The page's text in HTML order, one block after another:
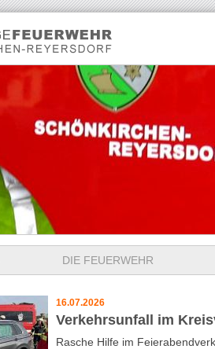
DIE FEUERWEHR
16.07.2026
Verkehrsunfall im
Rasche Hilfe im